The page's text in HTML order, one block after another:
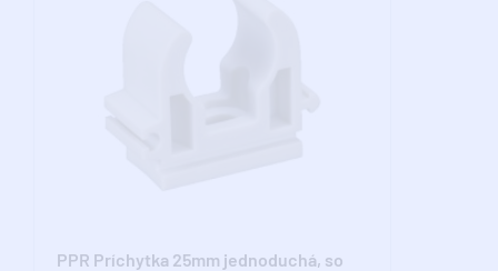
PPR Príchytka 25mm jednoduchá, so